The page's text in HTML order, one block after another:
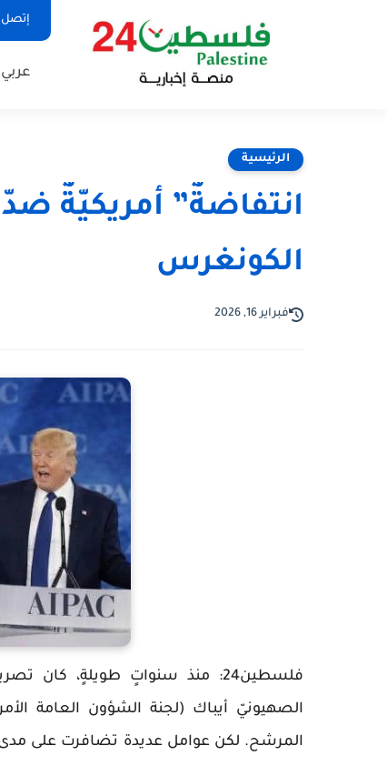
إتصل
عربي
الرئيسية
انتفاضةٌ” أمريكيّةٌ
الكونغرس
فبراير 16, 2026
فلسطين24: منذ سنواتٍ طويلةٍ،
الصهيونيّ أيباك (لجنة الشؤون العامة
المرشح. لكن عوامل عديدة تضافرت على